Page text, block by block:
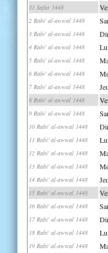
31 Safar 1448
2 Rabi' al-awwal 1448
3 Rabi' al-awwal 1448
4 Rabi' al-awwal 1448
5 Rabi' al-awwal 1448
6 Rabi' al-awwal 1448
7 Rabi' al-awwal 1448
8 Rabi' al-awwal 1448
9 Rabi' al-awwal 1448
10 Rabi' al-awwal 1448
11 Rabi' al-awwal 1448
12 Rabi' al-awwal 1448
13 Rabi' al-awwal 1448
14 Rabi' al-awwal 1448
15 Rabi' al-awwal 1448
16 Rabi' al-awwal 1448
17 Rabi' al-awwal 1448
18 Rabi' al-awwal 1448
19 Rabi' al-awwal 1448